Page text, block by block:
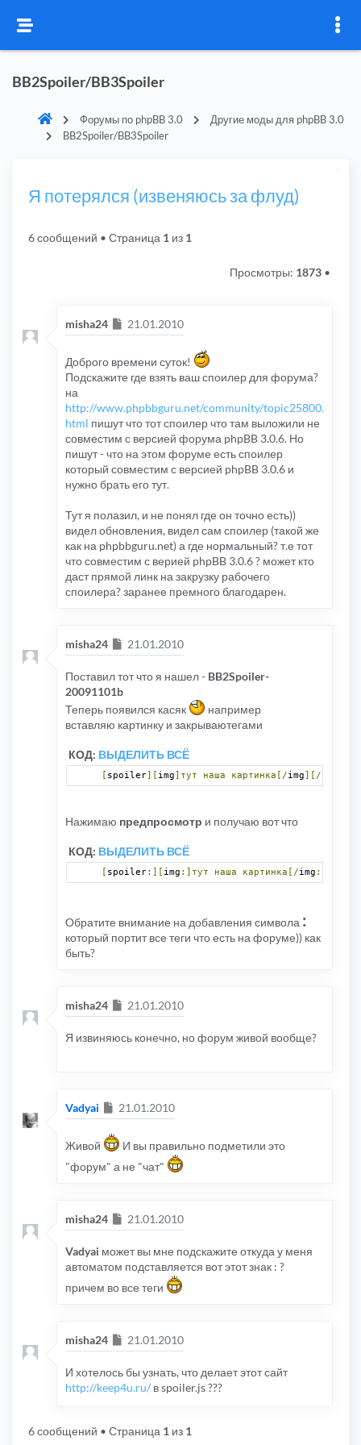
BB2Spoiler/BB3Spoiler
Форумы по phpBB 3.0
Другие моды для phpBB 3.0
BB2Spoiler/BB3Spoiler
Я потерялся (извеняюсь за флуд)
6 сообщений • Страница 1 из 1
Просмотры: 1873 •
misha24 Сообщение
21.01.2010
Доброго времени суток!
Подскажите где взять ваш споилер для форума?
на
http://www.phpbbguru.net/community/topic25800.
html пишут что тот споилер что там выложили не
совместим с версией форума phpBB 3.0.6. Но
пишут - что на этом форуме есть споилер
который совместим с версией phpBB 3.0.6 и
нужно брать его тут.
Тут я полазил, и не понял где он точно есть))
видел обновления, видел сам споилер (такой же
как на phpbbguru.net) а где нормальный? т.е тот
что совместим с верией phpBB 3.0.6 ? может кто
даст прямой линк на закрузку рабочего
споилера? заранее премного благодарен.
misha24 Сообщение
21.01.2010
Поставил тот что я нашел - BB2Spoiler-
20091101b
Теперь появился касяк
например
вставляю картинку и закрываютегами
КОД: ВЫДЕЛИТЬ ВСЁ
spoiler img ]тут наша картинка[/img ][/
Нажимаю предпросмотр и получаю вот что
КОД: ВЫДЕЛИТЬ ВСЁ
spoiler:][ img :]тут наша картинка[/img :][/
Обратите внимание на добавления символа :
который портит все теги что есть на форуме)) как
быть?
misha24 Сообщение
21.01.2010
Я извиняюсь конечно, но форум живой вообще?
Vadyai Сообщение
21.01.2010
Живой
И вы правильно подметили это
"форум" а не "чат"
misha24 Сообщение
21.01.2010
Vadyai может вы мне подскажите откуда у меня
автоматом подставляется вот этот знак : ?
причем во все теги
misha24 Сообщение
21.01.2010
И хотелось бы узнать, что делает этот сайт
http://keep4u.ru/ в spoiler.js ???
6 сообщений • Страница 1 из 1